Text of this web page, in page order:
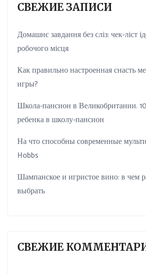
СВЕЖИЕ ЗАПИСИ
Домашнє завдання без сліз: чек-ліст
робочого місця
Как правильно настроенная снасть
игры?
Школа-пансион в Великобритании.
ребенка в школу-пансион
На что способны современные
Hobbs
Шампанское и игристое вино: в чем
выбрать
СВЕЖИЕ